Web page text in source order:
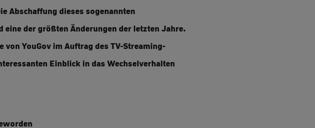
Abschaffung dieses sogenannten
der größten Änderungen der letzten Jahre.
von YouGov im Auftrag des TV-Streaming-
Einblick in das Wechselverhalten